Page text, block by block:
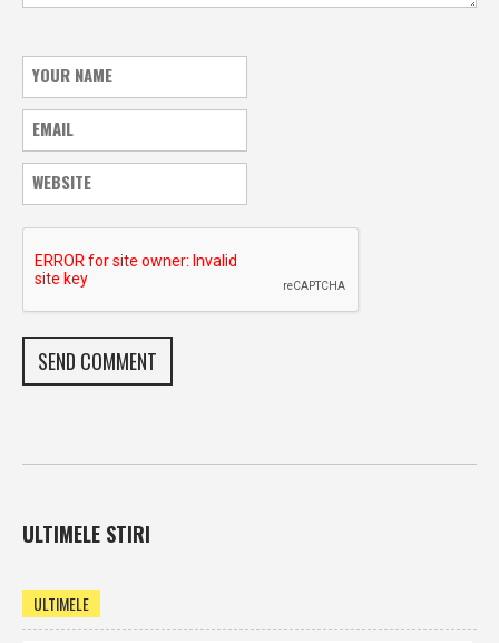
ULTIMELE STIRI
ULTIMELE